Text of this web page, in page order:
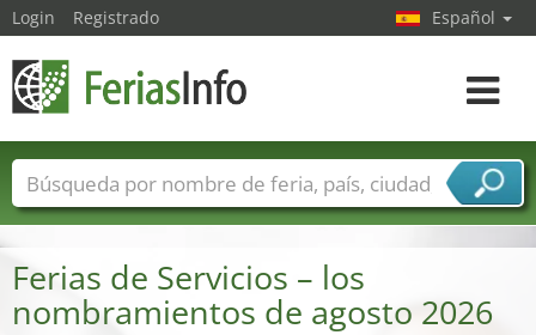
Ferias de Servicios – los
nombramientos de agosto 2026
Login Registrado Español
toggle
Nombres de ferias Países
Ciudades
Sectores de proveedor de servicios